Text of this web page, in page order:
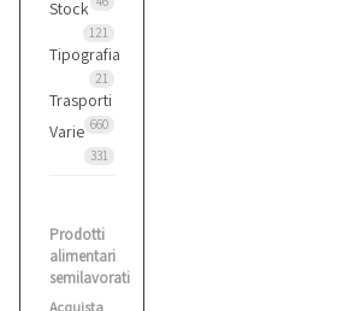
Stock
121
Tipografia
21
Trasporti
660
Varie
331
Prodotti
alimentari
semilavorati
Acquista